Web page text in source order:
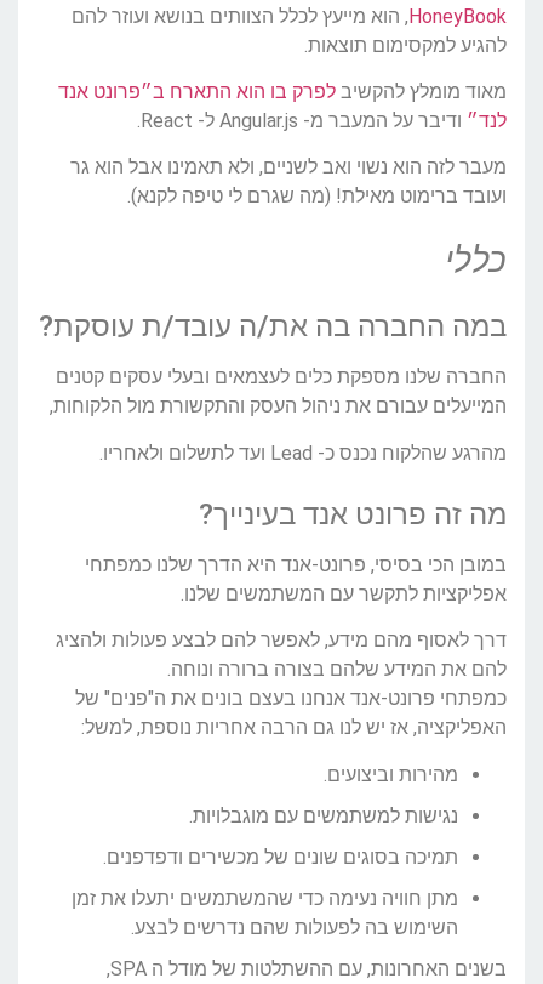
HoneyBook, הוא מייעץ לכלל הצוותים בנושא ועוזר להם
להגיע למקסימום תוצאות.
מאוד מומלץ להקשיב לפרק בו הוא התארח ב״פרונט אנד
לנד״ ודיבר על המעבר מ- Angular.js ל- React.
מעבר לזה הוא נשוי ואב לשניים, ולא תאמינו אבל הוא גר
ועובד ברימוט מאילת! (מה שגרם לי טיפה לקנא).
כללי
במה החברה בה את/ה עובד/ת עוסקת?
החברה שלנו מספקת כלים לעצמאים ובעלי עסקים קטנים
המייעלים עבורם את ניהול העסק והתקשורת מול הלקוחות,
מהרגע שהלקוח נכנס כ- Lead ועד לתשלום ולאחריו.
מה זה פרונט אנד בעינייך?
במובן הכי בסיסי, פרונט-אנד היא הדרך שלנו כמפתחי
אפליקציות לתקשר עם המשתמשים שלנו.
דרך לאסוף מהם מידע, לאפשר להם לבצע פעולות ולהציג
להם את המידע שלהם בצורה ברורה ונוחה.
כמפתחי פרונט-אנד אנחנו בעצם בונים את ה"פנים" של
האפליקציה, אז יש לנו גם הרבה אחריות נוספת, למשל:
מהירות וביצועים.
נגישות למשתמשים עם מוגבלויות.
תמיכה בסוגים שונים של מכשירים ודפדפנים.
מתן חוויה נעימה כדי שהמשתמשים יתעלו את זמן
השימוש בה לפעולות שהם נדרשים לבצע.
בשנים האחרונות, עם ההשתלטות של מודל ה SPA,